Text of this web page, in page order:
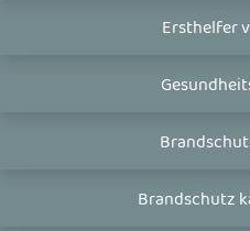
Ersthelfer
Brandschutz